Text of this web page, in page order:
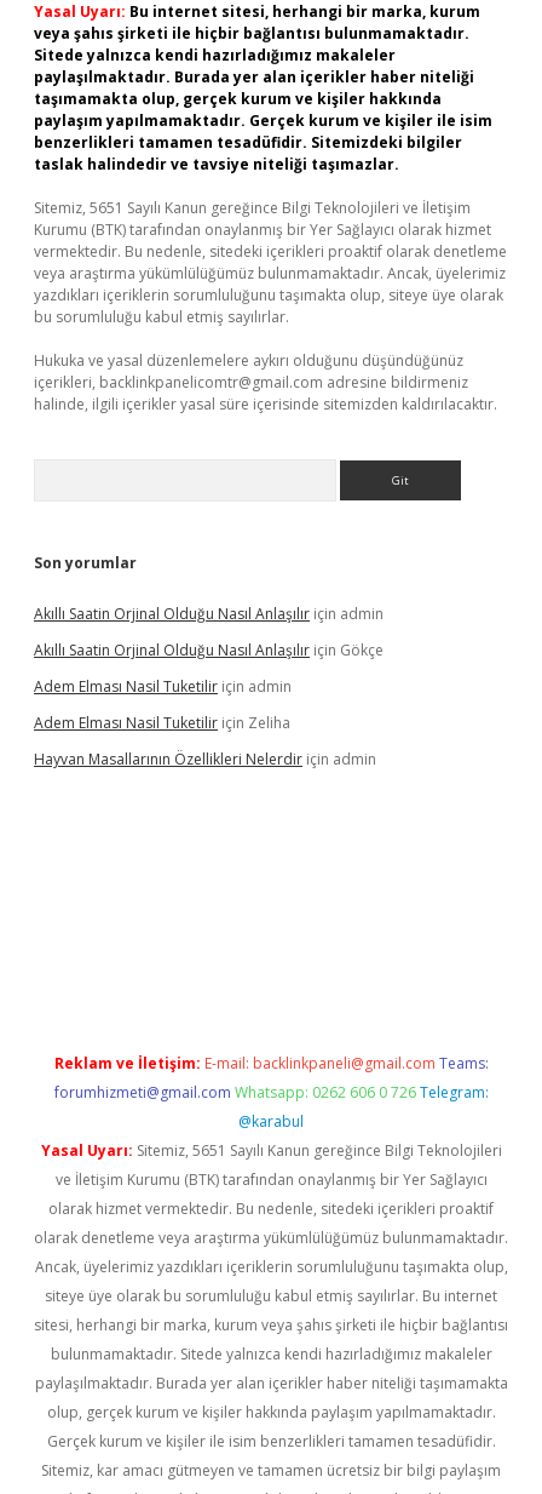
Yasal Uyarı: Bu internet sitesi, herhangi bir marka, kurum
veya şahıs şirketi ile hiçbir bağlantısı bulunmamaktadır.
Sitede yalnızca kendi hazırladığımız makaleler
paylaşılmaktadır. Burada yer alan içerikler haber niteliği
taşımamakta olup, gerçek kurum ve kişiler hakkında
paylaşım yapılmamaktadır. Gerçek kurum ve kişiler ile isim
benzerlikleri tamamen tesadüfidir. Sitemizdeki bilgiler
taslak halindedir ve tavsiye niteliği taşımazlar.
Sitemiz, 5651 Sayılı Kanun gereğince Bilgi Teknolojileri ve İletişim
Kurumu (BTK) tarafından onaylanmış bir Yer Sağlayıcı olarak hizmet
vermektedir. Bu nedenle, sitedeki içerikleri proaktif olarak denetleme
veya araştırma yükümlülüğümüz bulunmamaktadır. Ancak, üyelerimiz
yazdıkları içeriklerin sorumluluğunu taşımakta olup, siteye üye olarak
bu sorumluluğu kabul etmiş sayılırlar.
Hukuka ve yasal düzenlemelere aykırı olduğunu düşündüğünüz
içerikleri, backlinkpanelicomtr@gmail.com adresine bildirmeniz
halinde, ilgili içerikler yasal süre içerisinde sitemizden kaldırılacaktır.
Son yorumlar
Akıllı Saatin Orjinal Olduğu Nasıl Anlaşılır için admin
Akıllı Saatin Orjinal Olduğu Nasıl Anlaşılır için Gökçe
Adem Elması Nasil Tuketilir için admin
Adem Elması Nasil Tuketilir için Zeliha
Hayvan Masallarının Özellikleri Nelerdir için admin
Reklam ve İletişim: E-mail: backlinkpaneli@gmail.com Teams:
forumhizmeti@gmail.com Whatsapp: 0262 606 0 726 Telegram:
@karabul
Yasal Uyarı: Sitemiz, 5651 Sayılı Kanun gereğince Bilgi Teknolojileri
ve İletişim Kurumu (BTK) tarafından onaylanmış bir Yer Sağlayıcı
olarak hizmet vermektedir. Bu nedenle, sitedeki içerikleri proaktif
olarak denetleme veya araştırma yükümlülüğümüz bulunmamaktadır.
Ancak, üyelerimiz yazdıkları içeriklerin sorumluluğunu taşımakta olup,
siteye üye olarak bu sorumluluğu kabul etmiş sayılırlar. Bu internet
sitesi, herhangi bir marka, kurum veya şahıs şirketi ile hiçbir bağlantısı
bulunmamaktadır. Sitede yalnızca kendi hazırladığımız makaleler
paylaşılmaktadır. Burada yer alan içerikler haber niteliği taşımamakta
olup, gerçek kurum ve kişiler hakkında paylaşım yapılmamaktadır.
Gerçek kurum ve kişiler ile isim benzerlikleri tamamen tesadüfidir.
Sitemiz, kar amacı gütmeyen ve tamamen ücretsiz bir bilgi paylaşım